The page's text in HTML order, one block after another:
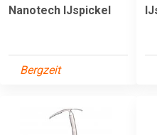
Nanotech IJspickel
Bergzeit